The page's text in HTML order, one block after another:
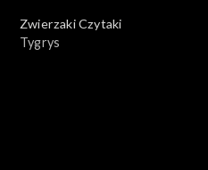
Zwierzaki Czytaki
Tygrys